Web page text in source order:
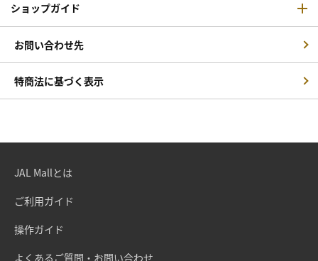
ショップガイド
お問い合わせ先
特商法に基づく表示
JAL Mallとは
ご利用ガイド
操作ガイド
よくあるご質問・お問い合わせ